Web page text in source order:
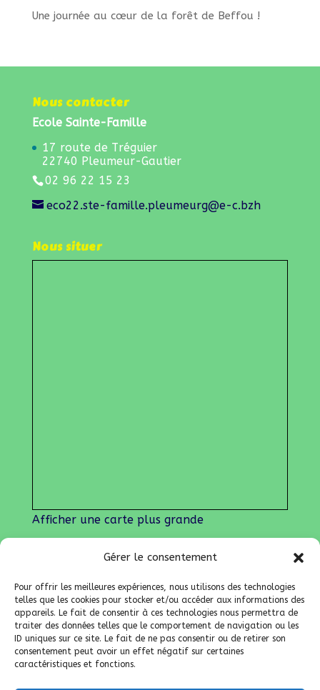
Gérer le consentement
Pour offrir les meilleures expériences, nous utilisons des technologies
telles que les cookies pour stocker et/ou accéder aux informations des
appareils. Le fait de consentir à ces technologies nous permettra de
traiter des données telles que le comportement de navigation ou les
ID uniques sur ce site. Le fait de ne pas consentir ou de retirer son
consentement peut avoir un effet négatif sur certaines
caractéristiques et fonctions.
Une journée au cœur de la forêt de Beffou !
Nous contacter
Ecole Sainte-Famille
17 route de Tréguier
22740 Pleumeur-Gautier
02 96 22 15 23
eco22.ste-famille.pleumeurg@e-c.bzh
Nous situer
Afficher une carte plus grande
Lien admin
Mentions légales